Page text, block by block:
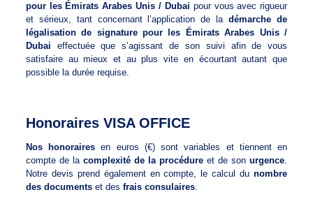
pour les Émirats Arabes Unis / Dubai pour vous avec rigueur
et sérieux, tant concernant l’application de ladémarche de
légalisation de signature pour les Émirats Arabes Unis /
Dubai effectuée que s’agissant de son suivi afin de vous
satisfaire au mieux et au plus vite en écourtant autant que
possible la durée requise.
Honoraires VISA OFFICE
Nos honoraires en euros (€) sont variables et tiennent en
compte de la complexité de la procédure et de sonurgence.
Notre devis prend également en compte, le calcul dunombre
des documents et des frais consulaires.